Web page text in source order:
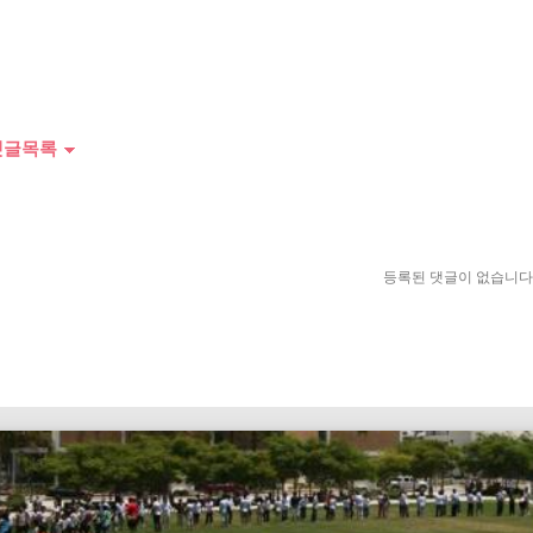
목록
등록된 댓글이 없습니